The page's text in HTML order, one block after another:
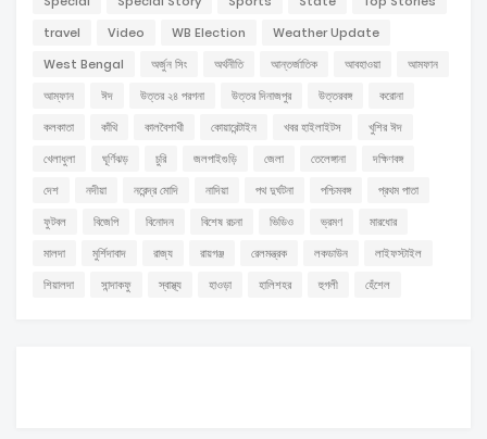
travel
Video WB Election
Weather Update
West Bengal
অর্জুন সিং অর্থনীতি আন্তর্জাতিক আবহাওয়া
আমফান
আম্ফান
ঈদ উত্তর ২৪ পরগনা উত্তর দিনাজপুর উত্তরবঙ্গ
করোনা
কলকাতা
কাঁথি কালবৈশাখী কোয়ারেন্টাইন খবর হাইলাইটস
খুশির ঈদ
খেলাধুলা
ঘূর্ণিঝড় চুরি জলপাইগুড়ি জেলা তেলেঙ্গানা
দক্ষিণবঙ্গ
দেশ
নদীয়া নরেন্দ্র মোদি নাদিয়া পথ দুর্ঘটনা পশ্চিমবঙ্গ
প্রথম পাতা
ফুটবল
বিজেপি বিনোদন বিশেষ রচনা ভিডিও ভ্রমণ
মারধোর
মালদা
মুর্শিদাবাদ রাজ্য রায়গঞ্জ রেলমন্ত্রক লকডাউন
লাইফস্টাইল
শিয়ালদা
সান্দাকফু স্বাস্থ্য হাওড়া হালিশহর হুগলী হেঁশেল